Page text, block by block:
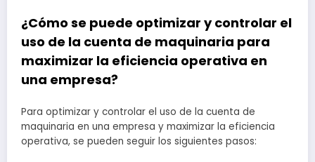
¿Cómo se puede optimizar y controlar el
uso de la cuenta de maquinaria para
maximizar la eficiencia operativa en
una empresa?
Para optimizar y controlar el uso de la cuenta de
maquinaria en una empresa y maximizar la eficiencia
operativa, se pueden seguir los siguientes pasos: